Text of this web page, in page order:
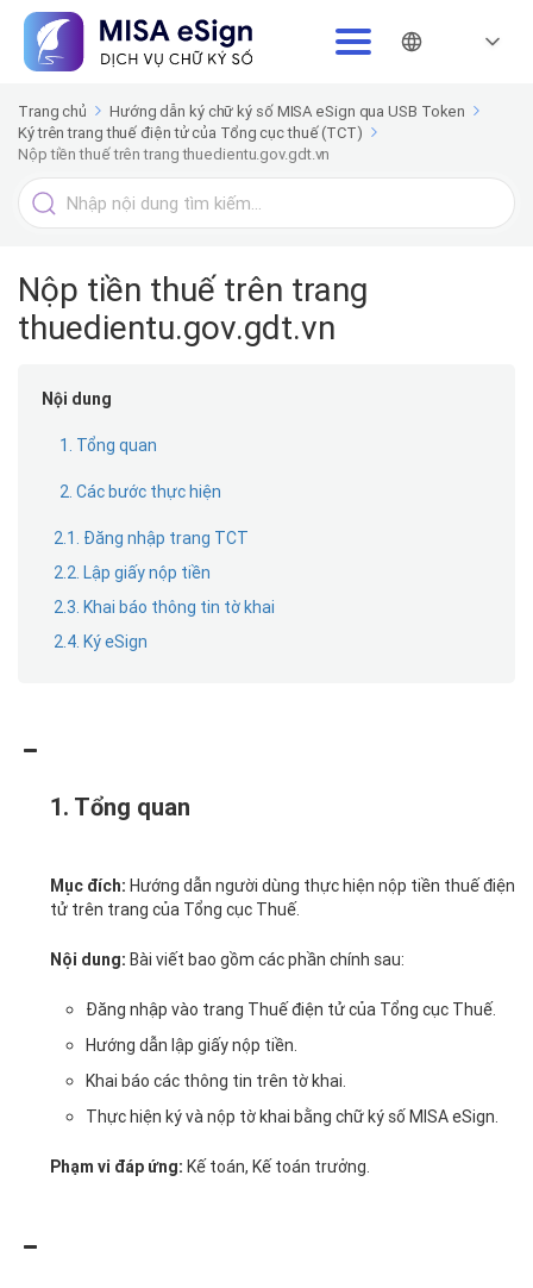
Trang chủ
Hướng dẫn ký chữ ký số MISA eSign qua USB Token
Ký trên trang thuế điện tử của Tổng cục thuế (TCT)
Nộp tiền thuế trên trang thuedientu.gov.gdt.vn
Tìm
kiếm
Nộp tiền thuế trên trang
thuedientu.gov.gdt.vn
Nội dung
1. Tổng quan
2. Các bước thực hiện
2.1. Đăng nhập trang TCT
2.2. Lập giấy nộp tiền
2.3. Khai báo thông tin tờ khai
2.4. Ký eSign
1. Tổng quan
Mục đích: Hướng dẫn người dùng thực hiện nộp tiền thuế điện
tử trên trang của Tổng cục Thuế.
Nội dung: Bài viết bao gồm các phần chính sau:
Đăng nhập vào trang Thuế điện tử của Tổng cục Thuế.
Hướng dẫn lập giấy nộp tiền.
Khai báo các thông tin trên tờ khai.
Thực hiện ký và nộp tờ khai bằng chữ ký số MISA eSign.
Phạm vi đáp ứng: Kế toán, Kế toán trưởng.